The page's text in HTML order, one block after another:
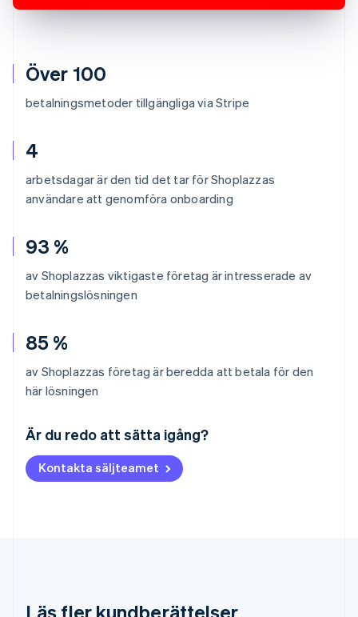
Över 100
betalningsmetoder tillgängliga via Stripe
4
arbetsdagar är den tid det tar för Shoplazzas
användare att genomföra onboarding
93 %
av Shoplazzas viktigaste företag är intresserade av
betalningslösningen
85 %
av Shoplazzas företag är beredda att betala för den
här lösningen
Är du redo att sätta igång?
Kontakta säljteamet
Läs fler kundberättelser
Belgien
NederlandsFrançaisDeutsch
Brasilien
PortuguêsEnglish
English